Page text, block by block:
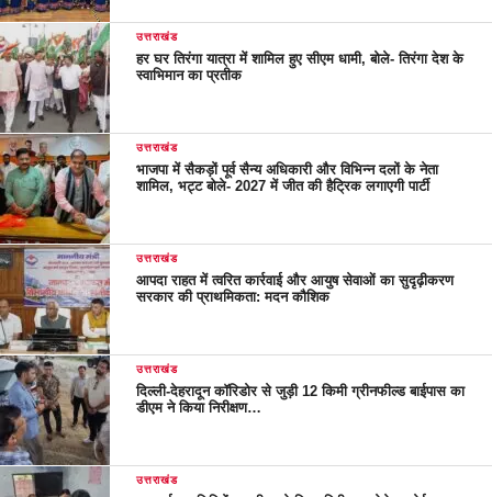
उत्तराखंड
हर घर तिरंगा यात्रा में शामिल हुए सीएम धामी, बोले- तिरंगा देश के
स्वाभिमान का प्रतीक
उत्तराखंड
भाजपा में सैकड़ों पूर्व सैन्य अधिकारी और विभिन्न दलों के नेता
शामिल, भट्ट बोले- 2027 में जीत की हैट्रिक लगाएगी पार्टी
उत्तराखंड
आपदा राहत में त्वरित कार्रवाई और आयुष सेवाओं का सुदृढ़ीकरण
सरकार की प्राथमिकता: मदन कौशिक
उत्तराखंड
दिल्ली-देहरादून कॉरिडोर से जुड़ी 12 किमी ग्रीनफील्ड बाईपास का
डीएम ने किया निरीक्षण…
उत्तराखंड